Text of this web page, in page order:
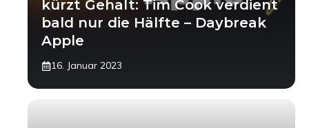
kürzt Gehalt: Tim Cook verdient
bald nur die Hälfte – Daybreak
Apple
16. Januar 2023